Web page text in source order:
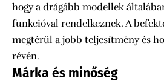
hogy a drágább modellek
funkcióval rendelkeznek. A
megtérül a jobb teljesítmény és
révén.
Márka és minőség